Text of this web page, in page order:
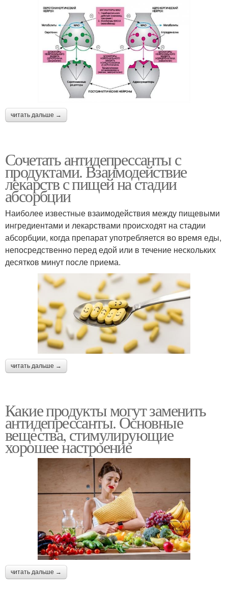
читать дальше →
Сочетать антидепрессанты с
продуктами. Взаимодействие
лекарств с пищей на стадии
абсорбции
Наиболее известные взаимодействия между пищевыми
ингредиентами и лекарствами происходят на стадии
абсорбции, когда препарат употребляется во время еды,
непосредственно перед едой или в течение нескольких
десятков минут после приема.
читать дальше →
Какие продукты могут заменить
антидепрессанты. Основные
вещества, стимулирующие
хорошее настроение
читать дальше →